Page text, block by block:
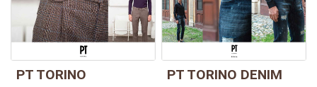
PT TORINO PT TORINO DENIM